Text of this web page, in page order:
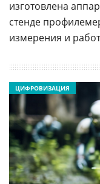
изготовлена
стенде
измерения и
ЦИФРОВИЗАЦИЯ